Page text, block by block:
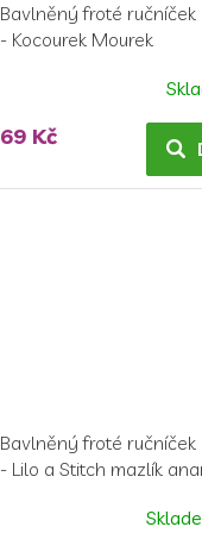
Bavlněný froté
- Kocourek Mourek
69 Kč
Bavlněný froté
- Lilo a Stitch mazlík